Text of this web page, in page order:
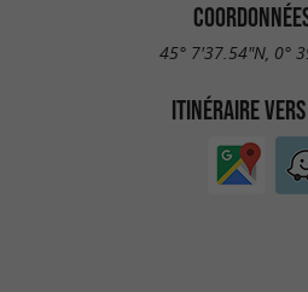
45° 7'37.54"N, 0°
ITINÉRAIRE